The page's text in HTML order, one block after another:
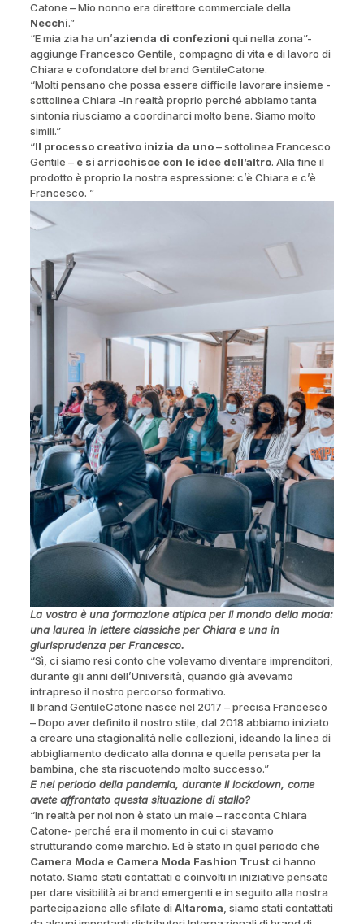
Catone – Mio nonno era direttore commerciale della
Necchi.”
“E mia zia ha un’azienda di confezioni qui nella zona”-
aggiunge Francesco Gentile, compagno di vita e di lavoro di
Chiara e cofondatore del brand GentileCatone.
“Molti pensano che possa essere difficile lavorare insieme -
sottolinea Chiara -in realtà proprio perché abbiamo tanta
sintonia riusciamo a coordinarci molto bene. Siamo molto
simili.”
“Il processo creativo inizia da uno– sottolinea Francesco
Gentile – e si arricchisce con le idee dell’altro. Alla fine il
prodotto è proprio la nostra espressione: c’è Chiara e c’è
Francesco. ”
La vostra è una formazione atipica per il mondo della moda:
una laurea in lettere classiche per Chiara e una in
giurisprudenza per Francesco.
“Sì, ci siamo resi conto che volevamo diventare imprenditori,
durante gli anni dell’Università, quando già avevamo
intrapreso il nostro percorso formativo.
Il brand GentileCatone nasce nel 2017 – precisa Francesco
– Dopo aver definito il nostro stile, dal 2018 abbiamo iniziato
a creare una stagionalità nelle collezioni, ideando la linea di
abbigliamento dedicato alla donna e quella pensata per la
bambina, che sta riscuotendo molto successo.”
E nel periodo della pandemia, durante il lockdown, come
avete affrontato questa situazione di stallo?
“In realtà per noi non è stato un male – racconta Chiara
Catone- perché era il momento in cui ci stavamo
strutturando come marchio. Ed è stato in quel periodo che
Camera Moda e Camera Moda Fashion Trustci hanno
notato. Siamo stati contattati e coinvolti in iniziative pensate
per dare visibilità ai brand emergenti e in seguito alla nostra
partecipazione alle sfilate di Altaroma , siamo stati contattati